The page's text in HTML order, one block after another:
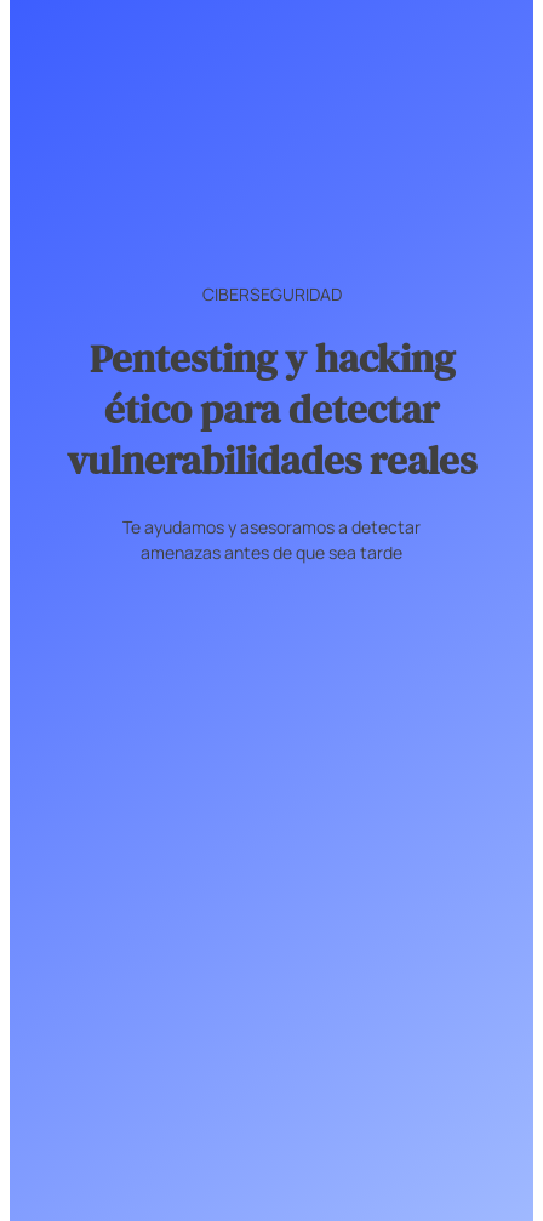
CIBERSEGURIDAD
Pentesting y hacking
ético para detectar
vulnerabilidades reales
Te ayudamos y asesoramos a detectar
amenazas antes de que sea tarde